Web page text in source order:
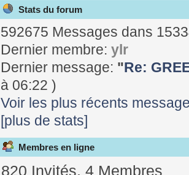
Stats du forum
592675 Messages dans
Dernier membre:ylr
Dernier message: "Re:
à 06:22 )
Voir les plus récents
[plus de stats]
Membres en ligne
820 Invités, 4 Membres